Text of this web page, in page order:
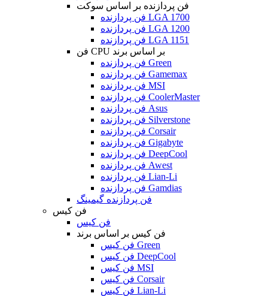
فن پردازنده بر اساس سوکت
فن پردازنده LGA 1700
فن پردازنده LGA 1200
فن پردازنده LGA 1151
فن CPU بر اساس برند
فن پردازنده Green
فن پردازنده Gamemax
فن پردازنده MSI
فن پردازنده CoolerMaster
فن پردازنده Asus
فن پردازنده Silverstone
فن پردازنده Corsair
فن پردازنده Gigabyte
فن پردازنده DeepCool
فن پردازنده Awest
فن پردازنده Lian-Li
فن پردازنده Gamdias
فن پردازنده گیمینگ
فن کیس
فن کیس
فن کیس بر اساس برند
فن کیس Green
فن کیس DeepCool
فن کیس MSI
فن کیس Corsair
فن کیس Lian-Li